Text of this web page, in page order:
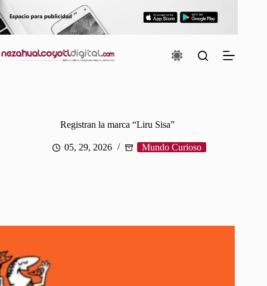
Saltar
al
contenido
Registran la marca “Liru Sisa”
05, 29, 2026 Mundo Curioso